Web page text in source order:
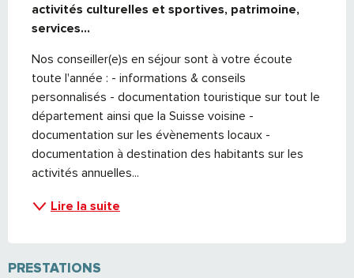
activités culturelles et sportives, patrimoine,
services...
Nos conseiller(e)s en séjour sont à votre écoute
toute l'année : - informations & conseils
personnalisés - documentation touristique sur tout le
département ainsi que la Suisse voisine -
documentation sur les évènements locaux -
documentation à destination des habitants sur les
activités annuelles...
Lire la suite
PRESTATIONS